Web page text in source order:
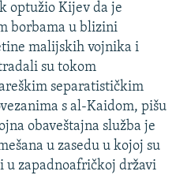
optužio Kijev da je
borbama u blizini
malijskih vojnika i
su tokom
separatističkim
s al-Kaidom, pišu
obaveštajna služba je
u zasedu u kojoj su
u zapadnoafričkoj državi